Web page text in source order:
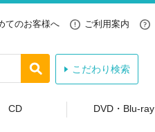
てのお客様へ ご利用案内
こだわり検索
CD DVD・Blu-ray